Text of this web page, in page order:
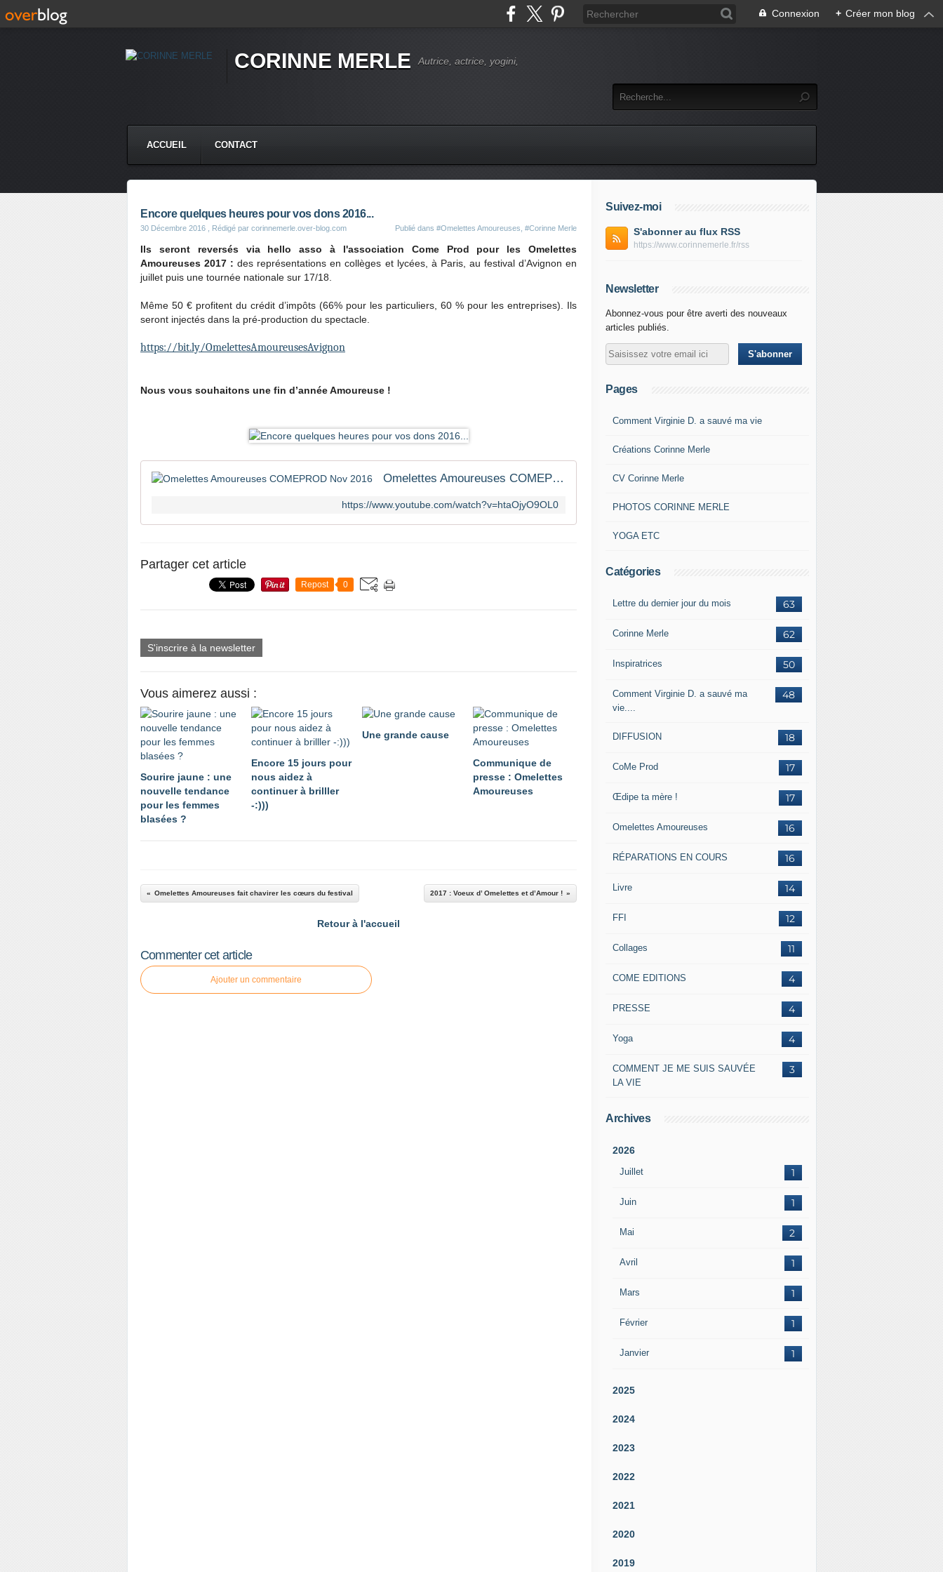
Connexion + Créer mon blog
CORINNE MERLE Autrice, actrice, yogini,
ACCUEIL CONTACT
Encore quelques heures pour vos dons 2016...
30 Décembre 2016 , Rédigé par corinnemerle.over-blog.com Publié dans #Omelettes Amoureuses #Corinne Merle
Ils seront reversés via hello asso à l'association Come Prod pour les Omelettes
Amoureuses 2017 :des représentations en collèges et lycées, à Paris, au festival d’Avignon en
juillet puis une tournée nationale sur 17/18.
Même 50 € profitent du crédit d’impôts (66% pour les particuliers, 60 % pour les entreprises). Ils
seront injectés dans la pré-production du spectacle.
https://bit.ly/OmelettesAmoureusesAvignon
Nous vous souhaitons une fin d’année Amoureuse !
Omelettes Amoureuses COMEPROD Nov 2016
https://www.youtube.com/watch?v=htaOjyO9OL0
Partager cet article
Repost 0
S'inscrire à la newsletter
Vous aimerez aussi :
Sourire jaune : une
nouvelle tendance
pour les femmes
blasées ?
Encore 15 jours pour
nous aidez à
continuer à brilller
-:)))
Une grande cause
Communique de
presse : Omelettes
Amoureuses
Omelettes Amoureuses fait chavirer les cœurs du festival 2017 : Voeux d’ Omelettes et d’Amour !
Retour à l'accueil
Commenter cet article
Ajouter un commentaire
Suivez-moi
S'abonner au flux RSS
https://www.corinnemerle.fr/rss
Newsletter
Abonnez-vous pour être averti des nouveaux
articles publiés.
Pages
Comment Virginie D. a sauvé ma vie
Créations Corinne Merle
CV Corinne Merle
PHOTOS CORINNE MERLE
YOGA ETC
Catégories
63
Lettre du dernier jour du mois
62
Corinne Merle
50
Inspiratrices
48
Comment Virginie D. a sauvé ma
vie....
18
DIFFUSION
17
CoMe Prod
17
Œdipe ta mère !
16
Omelettes Amoureuses
16
RÉPARATIONS EN COURS
14
Livre
12
FFI
11
Collages
4
COME EDITIONS
4
PRESSE
4
Yoga
3
COMMENT JE ME SUIS SAUVÉE
LA VIE
Archives
2026
Juillet 1
Juin 1
Mai 2
Avril 1
Mars 1
Février 1
Janvier 1
2025
2024
2023
2022
2021
2020
2019